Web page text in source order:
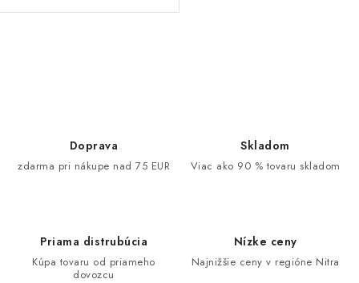
Doprava
zdarma pri nákupe nad 75 EUR
Skladom
Viac ako 90 % tovaru skladom
Priama distrubúcia
Kúpa tovaru od priameho
dovozcu
Nízke ceny
Najnižšie ceny v regióne Nitra